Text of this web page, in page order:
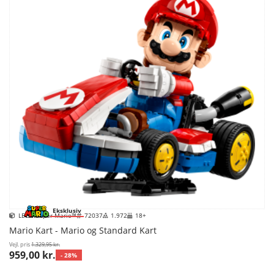
Eksklusiv
LEGO Super Mario™ 72037 1.972 18+
Mario Kart - Mario og Standard Kart
Vejl. pris1.329,95 kr.
959,00 kr. - 28%